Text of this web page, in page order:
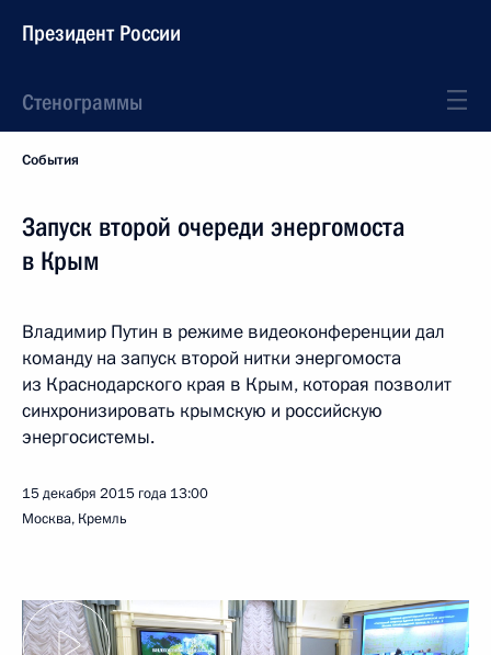
Президент России
Стенограммы
События
Запуск второй очереди энергомоста
в Крым
Владимир Путин в режиме видеоконференции дал
команду на запуск второй нитки энергомоста
из Краснодарского края в Крым, которая позволит
синхронизировать крымскую и российскую
энергосистемы.
15 декабря 2015 года 13:00
Москва, Кремль